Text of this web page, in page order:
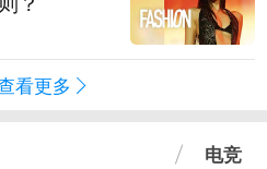
看更多
电竞